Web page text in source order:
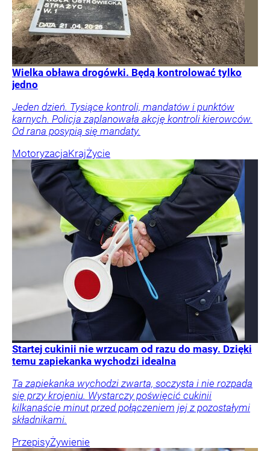
Wielka obława drogówki. Będą kontrolować tylko
jedno
Jeden dzień. Tysiące kontroli, mandatów i punktów
karnych. Policja zaplanowała akcję kontroli kierowców.
Od rana posypią się mandaty.
MotoryzacjaKrajŻycie
Startej cukinii nie wrzucam od razu do masy. Dzięki
temu zapiekanka wychodzi idealna
Ta zapiekanka wychodzi zwarta, soczysta i nie rozpada
się przy krojeniu. Wystarczy poświęcić cukinii
kilkanaście minut przed połączeniem jej z pozostałymi
składnikami.
PrzepisyŻywienie